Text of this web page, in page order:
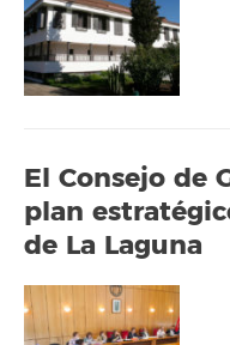
El Consejo de
plan
de La Laguna